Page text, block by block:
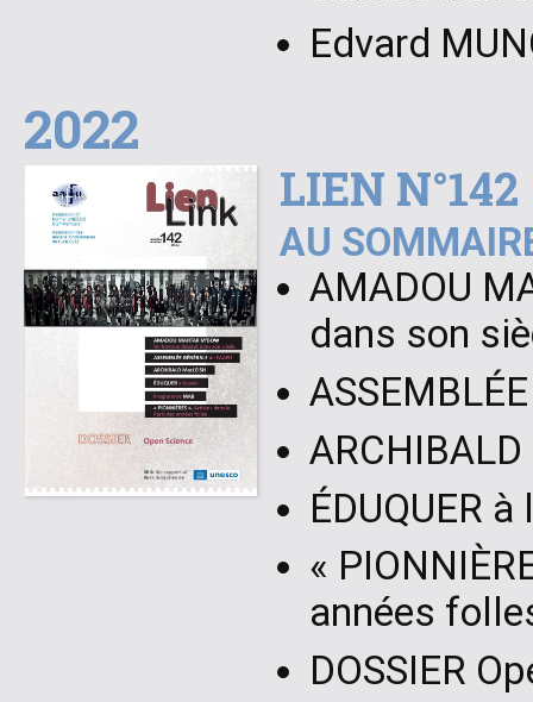
Edvard
2022
LIEN N°142
AU
AMADOU
dans son
ÉDUQUER
«
années
DOSSIER